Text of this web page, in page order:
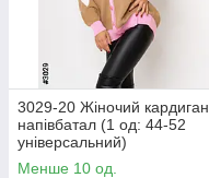
3029-20 Жіночий кардиган
напівбатал (1 од: 44-52
універсальний)
Менше 10 од.